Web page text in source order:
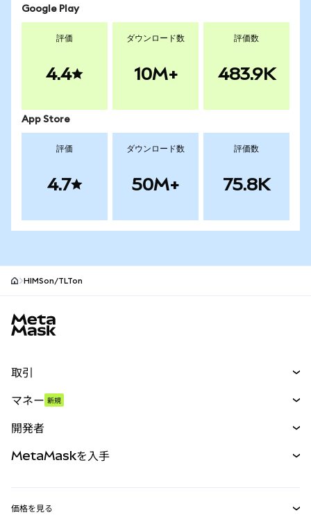
Google Play
評価
4.4
ダウンロード数
10M+
評価数
483.9K
App Store
評価
4.7
ダウンロード数
50M+
評価数
75.8K
HIMSon/TLTon
取引
パーペチュアル
RWA
マネー 新規
開発者
MetaMaskを入手
価格を見る